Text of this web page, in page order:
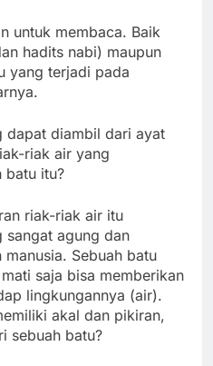
untuk membaca. Baik
hadits nabi) maupun
yang terjadi pada
dapat diambil dari ayat
riak air yang
batu itu?
riak-riak air itu
sangat agung dan
Sebuah batu
saja bisa memberikan
lingkungannya (air).
akal dan pikiran,
sebuah batu?